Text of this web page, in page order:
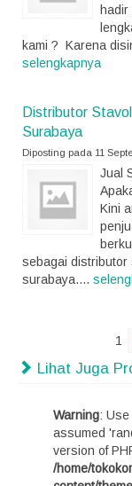
kami ? Karena
selengkapnya
Distributor
Surabaya
Diposting pada 11
Jual
Kini
sebagai distributor
surabaya....
1
Lihat Juga
Warning:
assumed
version of
/home/